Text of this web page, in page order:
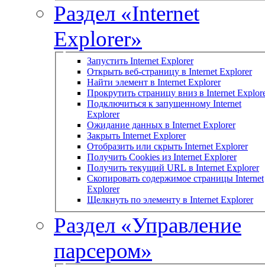
Раздел «Internet
Explorer»
Запустить Internet Explorer
Открыть веб-страницу в Internet Explorer
Найти элемент в Internet Explorer
Прокрутить страницу вниз в Internet
Подключиться к запущенному Internet
Explorer
Ожидание данных в Internet Explorer
Закрыть Internet Explorer
Отобразить или скрыть Internet Explorer
Получить Cookies из Internet Explorer
Получить текущий URL в Internet Explorer
Скопировать содержимое страницы Internet
Explorer
Щелкнуть по элементу в Internet Explorer
Раздел «Управление
парсером»